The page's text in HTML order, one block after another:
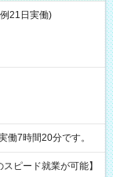
21日実働)
※表記のうち実働7時間20分です。
ピード就業が可能】